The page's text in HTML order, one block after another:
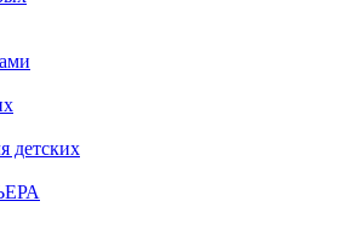
детских